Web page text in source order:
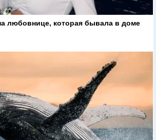
любовнице, которая бывала в доме